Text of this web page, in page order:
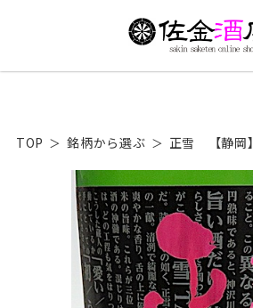
TOP 銘柄から選ぶ 正雪 【静岡】